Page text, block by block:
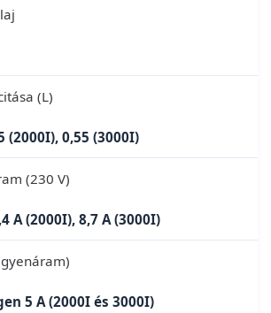
(L)
(2000I), 0,55 (3000I)
(230 V)
A (2000I), 8,7 A (3000I)
5 A (2000I és 3000I)